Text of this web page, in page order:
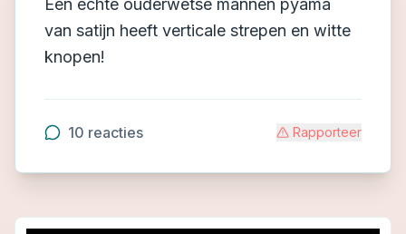
Een echte ouderwetse mannen pyama
van satijn heeft verticale strepen en witte
knopen!
10 reacties Rapporteer